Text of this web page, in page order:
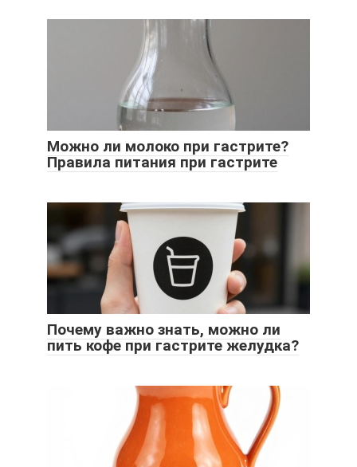
Можно ли молоко при гастрите?
Правила питания при гастрите
Почему важно знать, можно ли
пить кофе при гастрите желудка?